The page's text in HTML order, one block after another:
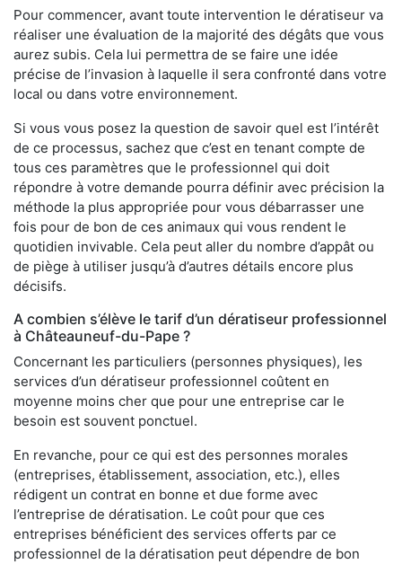
Pour commencer, avant toute intervention le dératiseur va
réaliser une évaluation de la majorité des dégâts que vous
aurez subis. Cela lui permettra de se faire une idée
précise de l’invasion à laquelle il sera confronté dans votre
local ou dans votre environnement.
Si vous vous posez la question de savoir quel est l’intérêt
de ce processus, sachez que c’est en tenant compte de
tous ces paramètres que le professionnel qui doit
répondre à votre demande pourra définir avec précision la
méthode la plus appropriée pour vous débarrasser une
fois pour de bon de ces animaux qui vous rendent le
quotidien invivable. Cela peut aller du nombre d’appât ou
de piège à utiliser jusqu’à d’autres détails encore plus
décisifs.
A combien s’élève le tarif d’un dératiseur professionnel
à Châteauneuf-du-Pape ?
Concernant les particuliers (personnes physiques), les
services d’un dératiseur professionnel coûtent en
moyenne moins cher que pour une entreprise car le
besoin est souvent ponctuel.
En revanche, pour ce qui est des personnes morales
(entreprises, établissement, association, etc.), elles
rédigent un contrat en bonne et due forme avec
l’entreprise de dératisation. Le coût pour que ces
entreprises bénéficient des services offerts par ce
professionnel de la dératisation peut dépendre de bon